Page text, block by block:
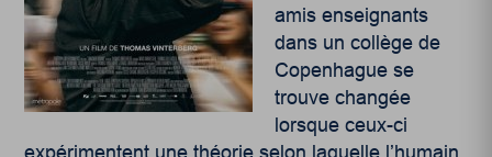
amis enseignants
dans un collège de
Copenhague se
trouve changée
lorsque ceux-ci
expérimentent une théorie selon laquelle l’humain